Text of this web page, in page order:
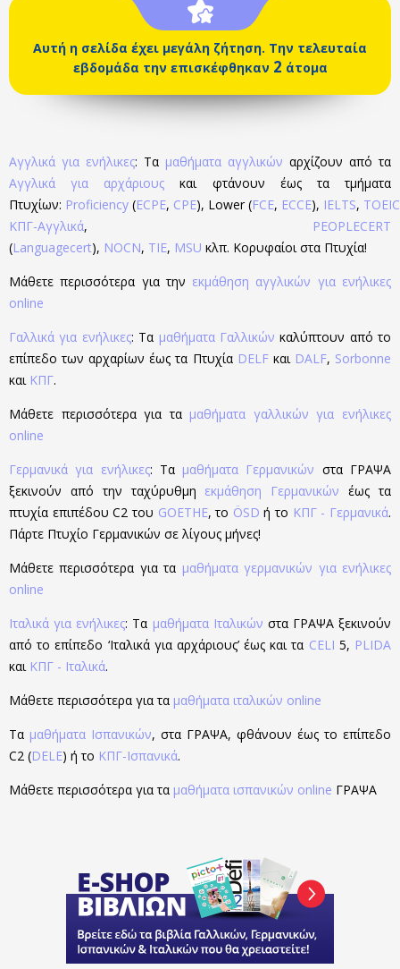
Αυτή η σελίδα έχει μεγάλη ζήτηση. Την τελευταία
εβδομάδα την επισκέφθηκαν 2 άτομα
Αγγλικά για ενήλικες: Τα μαθήματα αγγλικών αρχίζουν από τα
Αγγλικά για αρχάριους και φτάνουν έως τα τμήματα
Πτυχίων: Proficiency (ECPE, CPE), Lower (FCE, ECCE), IELTS, TOEIC
ΚΠΓ-Αγγλικά,
PEOPLECERT
(Languagecert), NOCN, TIE, MSU κλπ. Κορυφαίοι στα Πτυχία!
Μάθετε περισσότερα για την εκμάθηση αγγλικών για ενήλικες
online
Γαλλικά για ενήλικες: Τα μαθήματα Γαλλικών καλύπτουν από το
επίπεδο των αρχαρίων έως τα Πτυχία DELFκαι DALF, Sorbonne
και ΚΠΓ.
Μάθετε περισσότερα για τα μαθήματα γαλλικών για ενήλικες
online
Γερμανικά για ενήλικες: Τα μαθήματα Γερμανικών στα ΓΡΑΨΑ
ξεκινούν από την ταχύρυθμη εκμάθηση Γερμανικών έως τα
πτυχία επιπέδου C2 του GOETHE, το ÖSD ή το ΚΠΓ - Γερμανικά.
Πάρτε Πτυχίο Γερμανικών σε λίγους μήνες!
Μάθετε περισσότερα για τα μαθήματα γερμανικών για ενήλικες
online
Ιταλικά για ενήλικες: Τα μαθήματα Ιταλικών στα ΓΡΑΨΑ ξεκινούν
από το επίπεδο ‘Ιταλικά για αρχάριους’ έως και τα CELI 5, PLIDA
και ΚΠΓ - Ιταλικά.
Μάθετε περισσότερα για τα μαθήματα ιταλικών online
Τα μαθήματα Ισπανικών, στα ΓΡΑΨΑ, φθάνουν έως το επίπεδο
C2 (DELE) ή το ΚΠΓ-Ισπανικά.
Μάθετε περισσότερα για τα μαθήματα ισπανικών online ΓΡΑΨΑ